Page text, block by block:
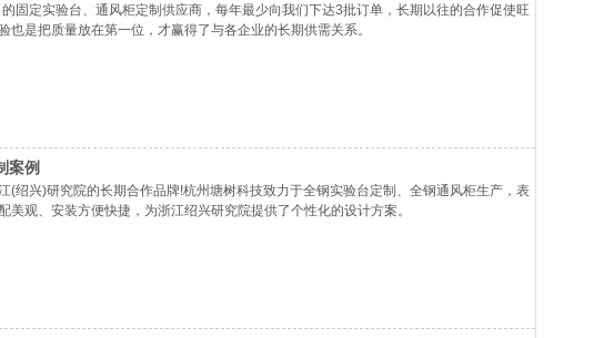
固定实验台、通风柜定制供应商，每年最少向我们下达3批订单，长期以往的合作促使旺
是把质量放在第一位，才赢得了与各企业的长期供需关系。
案例
(绍兴)研究院的长期合作品牌!杭州塘树科技致力于全钢实验台定制、全钢通风柜生产，表
观、安装方便快捷，为浙江绍兴研究院提供了个性化的设计方案。